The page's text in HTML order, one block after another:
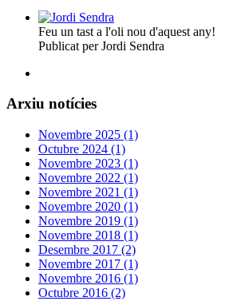
Feu un tast a l'oli nou d'aquest any!
Publicat per Jordi Sendra
Arxiu notícies
Novembre 2025 (1)
Octubre 2024 (1)
Novembre 2023 (1)
Novembre 2022 (1)
Novembre 2021 (1)
Novembre 2020 (1)
Novembre 2019 (1)
Novembre 2018 (1)
Desembre 2017 (2)
Novembre 2017 (1)
Novembre 2016 (1)
Octubre 2016 (2)